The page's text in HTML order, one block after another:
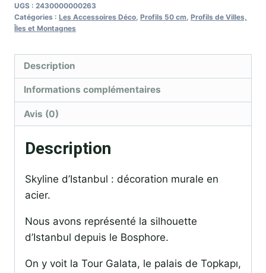
UGS : 2430000000263
Catégories : Les Accessoires Déco Profils 50 cm Profils de Villes,
Îles et Montagnes
Description
Informations complémentaires
Avis (0)
Description
Skyline d’Istanbul : décoration murale en
acier.
Nous avons représenté la silhouette
d’Istanbul depuis le Bosphore.
On y voit la Tour Galata, le palais de Topkapı,